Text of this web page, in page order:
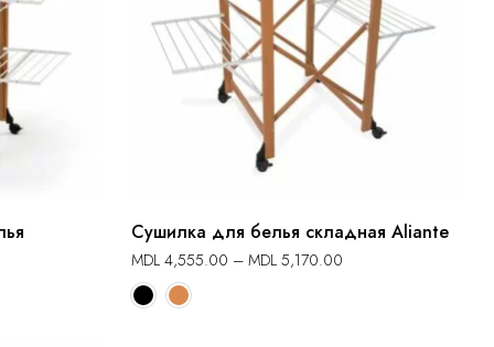
Сушилка для белья складная Aliante
MDL 4,555.00 – MDL 5,170.00